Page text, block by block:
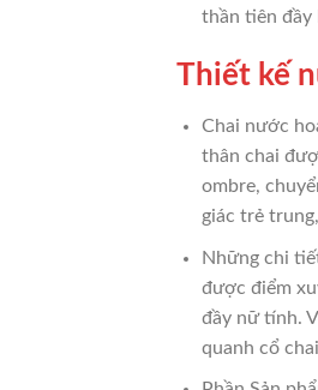
thần tiên đầy
Thiết kế
Chai nước
thân chai
ombre,
giác trẻ
Những chi
được điểm
đầy nữ tính.
quanh cổ